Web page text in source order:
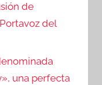
de
del
una perfecta